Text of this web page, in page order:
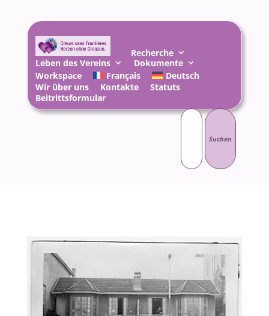
Recherche
Leben des Vereins
Dokumente
Workspace
Français
Deutsch
Wir über uns
Kontakte
Statuts
Beitrittsformular
Suchen
nach: